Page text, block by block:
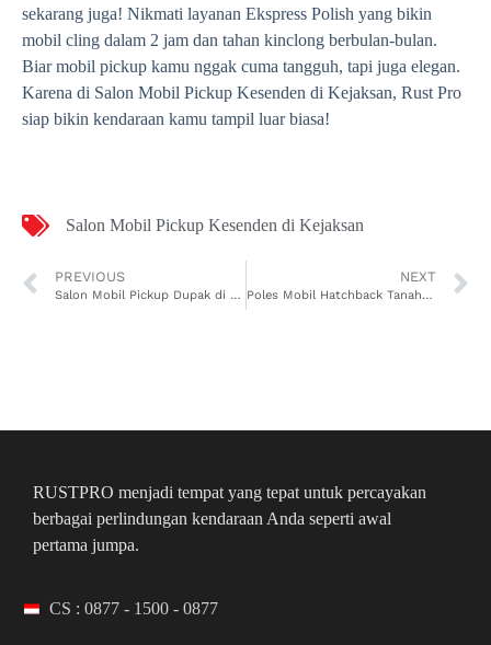
sekarang juga! Nikmati layanan Ekspress Polish yang bikin
mobil cling dalam 2 jam dan tahan kinclong berbulan-bulan.
Biar mobil pickup kamu nggak cuma tangguh, tapi juga elegan.
Karena di Salon Mobil Pickup Kesenden di Kejaksan, Rust Pro
siap bikin kendaraan kamu tampil luar biasa!
Salon Mobil Pickup Kesenden di Kejaksan
PREVIOUS
Salon Mobil Pickup Dupak di Krembangan? Cuma Rust Pro Jagonya!
NEXT
Poles Mobil Hatchback Tanah Kalikedinding di Kenjeran Buat Kinclong, Gak Perlu Tunggu Lama!
RUSTPRO menjadi tempat yang tepat untuk percayakan
berbagai perlindungan kendaraan Anda seperti awal
pertama jumpa.
CS : 0877 - 1500 - 0877